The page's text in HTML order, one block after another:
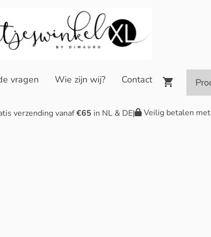
vragen Wie zijn wij? Contact
verzending vanaf€65 in NL & DE| Veilig betalen met